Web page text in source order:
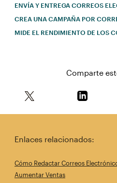
ENVÍA Y ENTREGA CORREOS
CREA UNA CAMPAÑA POR
MIDE EL RENDIMIENTO DE LOS
Comparte
Enlaces relacionados:
Cómo Redactar Correos
Aumentar Ventas